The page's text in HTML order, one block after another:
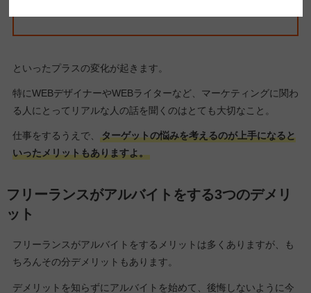
といったプラスの変化が起きます。
特にWEBデザイナーやWEBライターなど、マーケティングに関わ
る人にとってリアルな人の話を聞くのはとても大切なこと。
仕事をするうえで、
ターゲットの悩みを考えるのが上手になると
いったメリットもありますよ。
フリーランスがアルバイトをする3つのデメリ
ット
フリーランスがアルバイトをするメリットは多くありますが、も
ちろんその分デメリットもあります。
デメリットを知らずにアルバイトを始めて、後悔しないように今